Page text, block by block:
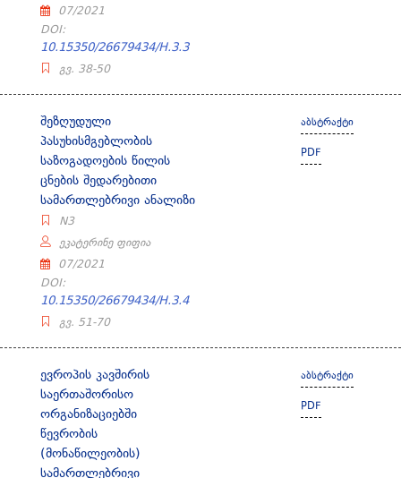
07/2021
DOI:
10.15350/26679434/H.3.3
გვ. 38-50
შეზღუდული
პასუხისმგებლობის
საზოგადოების წილის
ცნების შედარებითი
სამართლებრივი ანალიზი
N3
ეკატერინე ფიფია
07/2021
DOI:
10.15350/26679434/H.3.4
გვ. 51-70
აბსტრაქტი
PDF
ევროპის კავშირის
საერთაშორისო
ორგანიზაციებში
წევრობის
(მონაწილეობის)
სამართლებრივი
აბსტრაქტი
PDF